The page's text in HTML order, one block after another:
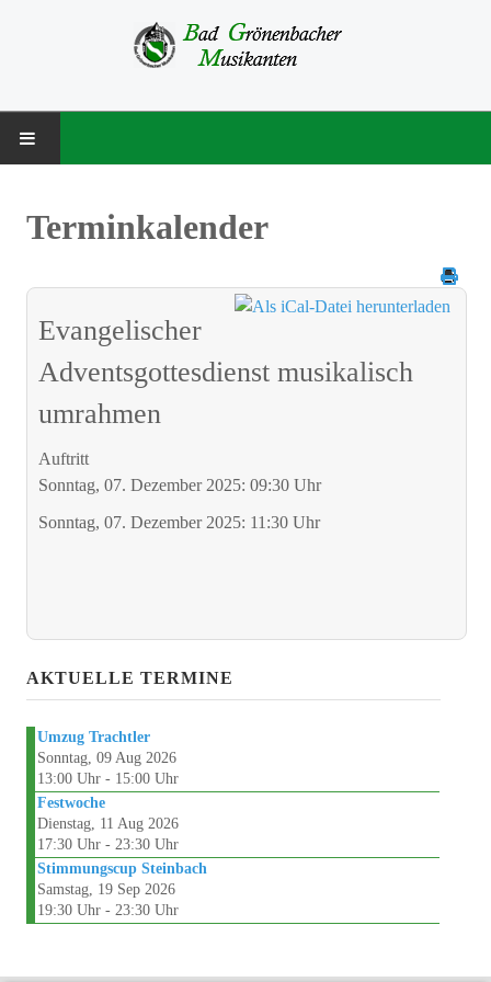
MUSIKVEREIN
Besetzung
Vorstandschaft
NACHWUCHS
TERMINE
MITGLIED
Terminkalender
Evangelischer
Adventsgottesdienst musikalisch
umrahmen
Auftritt
Sonntag, 07. Dezember 2025: 09:30 Uhr
Sonntag, 07. Dezember 2025: 11:30 Uhr
AKTUELLE TERMINE
Umzug Trachtler
Sonntag, 09 Aug 2026
13:00 Uhr - 15:00 Uhr
Festwoche
Dienstag, 11 Aug 2026
17:30 Uhr - 23:30 Uhr
Stimmungscup Steinbach
Samstag, 19 Sep 2026
19:30 Uhr - 23:30 Uhr